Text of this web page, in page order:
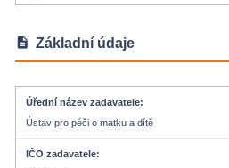
description Základní údaje
Úřední název zadavatele
Ústav pro péči o matku a dítě
IČO zadavatele